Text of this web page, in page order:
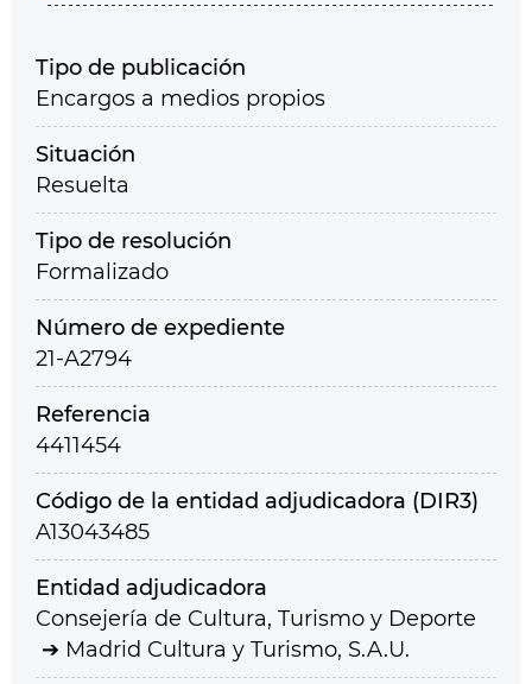
Tipo de publicación
Encargos a medios propios
Situación
Resuelta
Tipo de resolución
Formalizado
Número de expediente
21-A2794
Referencia
4411454
Código de la entidad adjudicadora (DIR3)
A13043485
Entidad adjudicadora
Consejería de Cultura, Turismo y Deporte
Madrid Cultura y Turismo, S.A.U.